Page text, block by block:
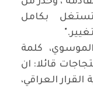
بكامل
".
كلمة
قائلا: ان
العراقي،